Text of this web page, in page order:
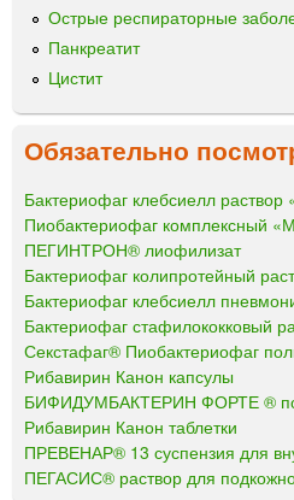
Острые респираторные
Панкреатит
Цистит
Обязательно
Бактериофаг клебсиелл раствор
Пиобактериофаг комплексный
ПЕГИНТРОН® лиофилизат
Бактериофаг колипротейный
Бактериофаг клебсиелл
Бактериофаг стафилококковый
Секстафаг® Пиобактериофаг
Рибавирин Канон капсулы
БИФИДУМБАКТЕРИН ФОРТЕ ®
Рибавирин Канон таблетки
ПРЕВЕНАР® 13 суспензия для
ПЕГАСИС® раствор для